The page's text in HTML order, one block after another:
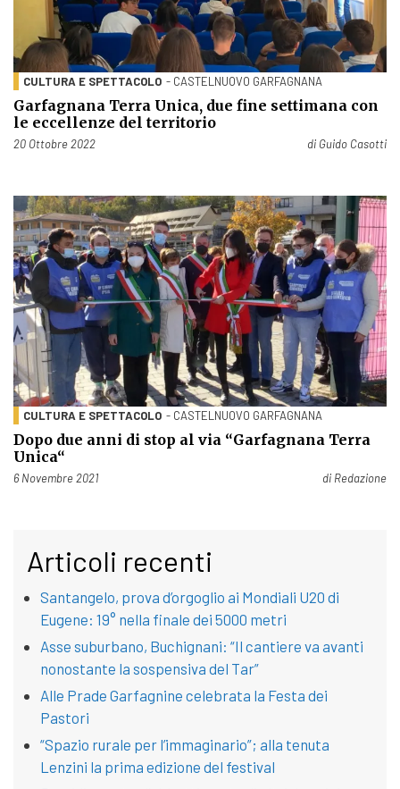
CULTURA E SPETTACOLO - CASTELNUOVO GARFAGNANA
Garfagnana Terra Unica, due fine settimana con
le eccellenze del territorio
Pubblicato il
20 Ottobre 2022 di Guido Casotti
CULTURA E SPETTACOLO - CASTELNUOVO GARFAGNANA
Dopo due anni di stop al via “Garfagnana Terra
Unica“
Pubblicato il
6 Novembre 2021 di Redazione
Articoli recenti
Santangelo, prova d’orgoglio ai Mondiali U20 di
Eugene: 19° nella finale dei 5000 metri
Asse suburbano, Buchignani: “Il cantiere va avanti
nonostante la sospensiva del Tar”
Alle Prade Garfagnine celebrata la Festa dei
Pastori
“Spazio rurale per l’immaginario”; alla tenuta
Lenzini la prima edizione del festival